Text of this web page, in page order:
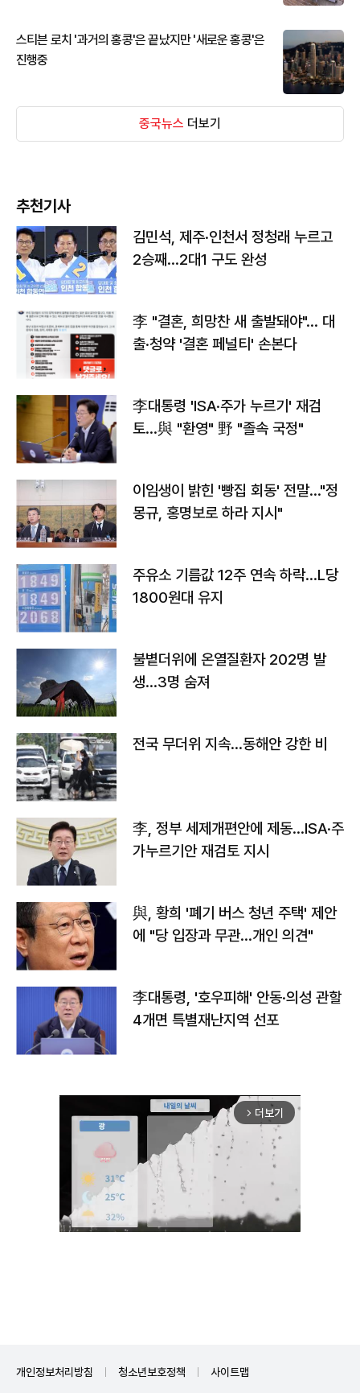
스티븐 로치 '과거의 홍콩'은 끝났지만 '새로운 홍콩'은
진행중
중국뉴스 더보기
추천기사
김민석, 제주·인천서 정청래 누르고
2승째…2대1 구도 완성
李 "결혼, 희망찬 새 출발돼야"… 대
출·청약 '결혼 페널티' 손본다
李대통령 'ISA·주가 누르기' 재검
토…與 "환영" 野 "졸속 국정"
이임생이 밝힌 '빵집 회동' 전말…"정
몽규, 홍명보로 하라 지시"
주유소 기름값 12주 연속 하락…L당
1800원대 유지
불볕더위에 온열질환자 202명 발
생…3명 숨져
전국 무더위 지속…동해안 강한 비
李, 정부 세제개편안에 제동…ISA·주
가누르기안 재검토 지시
與, 황희 '폐기 버스 청년 주택' 제안
에 "당 입장과 무관…개인 의견"
李대통령, '호우피해' 안동·의성 관할
4개면 특별재난지역 선포
arrow_forward_ios 더보기
개인정보처리방침 청소년보호정책 사이트맵